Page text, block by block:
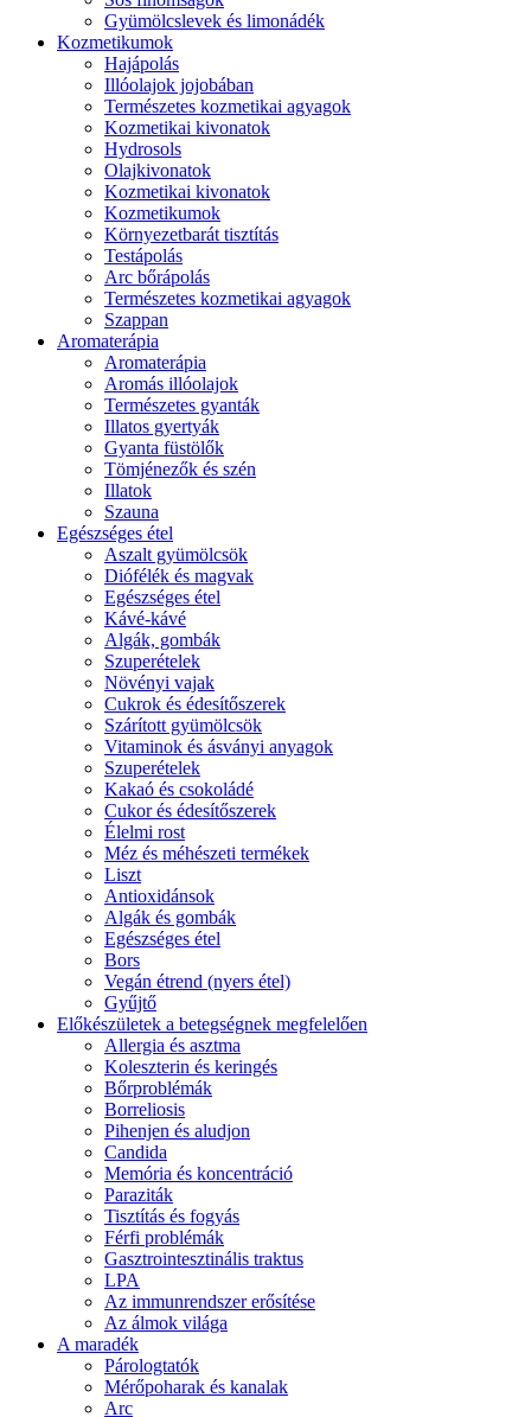
Gyümölcslevek és limonádék
Kozmetikumok
Hajápolás
Illóolajok jojobában
Természetes kozmetikai agyagok
Kozmetikai kivonatok
Hydrosols
Olajkivonatok
Kozmetikai kivonatok
Kozmetikumok
Környezetbarát tisztítás
Testápolás
Arc bőrápolás
Természetes kozmetikai agyagok
Szappan
Aromaterápia
Aromaterápia
Aromás illóolajok
Természetes gyanták
Illatos gyertyák
Gyanta füstölők
Tömjénezők és szén
Illatok
Szauna
Egészséges étel
Aszalt gyümölcsök
Diófélék és magvak
Egészséges étel
Kávé-kávé
Algák, gombák
Szuperételek
Növényi vajak
Cukrok és édesítőszerek
Szárított gyümölcsök
Vitaminok és ásványi anyagok
Szuperételek
Kakaó és csokoládé
Cukor és édesítőszerek
Élelmi rost
Méz és méhészeti termékek
Liszt
Antioxidánsok
Algák és gombák
Egészséges étel
Bors
Vegán étrend (nyers étel)
Gyűjtő
Előkészületek a betegségnek megfelelően
Allergia és asztma
Koleszterin és keringés
Bőrproblémák
Borreliosis
Pihenjen és aludjon
Candida
Memória és koncentráció
Paraziták
Tisztítás és fogyás
Férfi problémák
Gasztrointesztinális traktus
LPA
Az immunrendszer erősítése
Az álmok világa
A maradék
Párologtatók
Mérőpoharak és kanalak
Arc